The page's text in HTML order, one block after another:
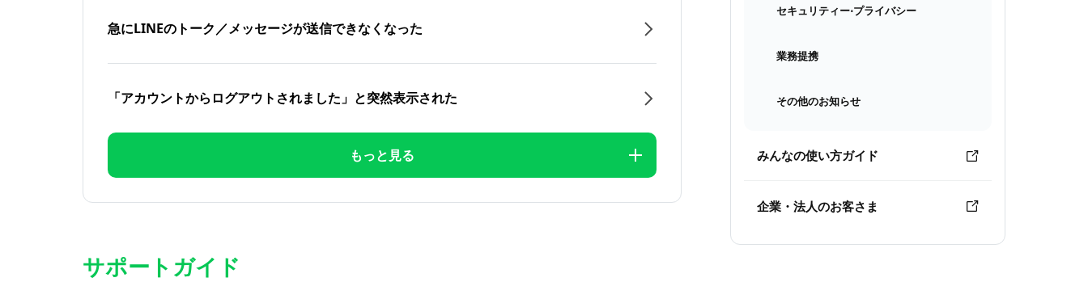
セキュリティー⋅プライバシー
業務提携
その他のお知らせ
みんなの使い方ガイド
企業・法人のお客さま
急にLINEのトーク／メッセージが送信できなくなった
「アカウントからログアウトされました」と突然表示された
もっと見る
サポートガイド